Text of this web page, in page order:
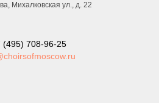
Михалковская ул., д. 22
(495) 708-96-25